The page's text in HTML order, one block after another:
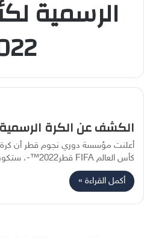
الرسمية
الكشف عن الكرة الرسمية
أعلنت مؤسسة دوري نجوم قطر أن كرة
كأس العالم FIFA قطر2022™-، ستكون كرة الموسم الجديد لدوري…
أكمل القراءة »